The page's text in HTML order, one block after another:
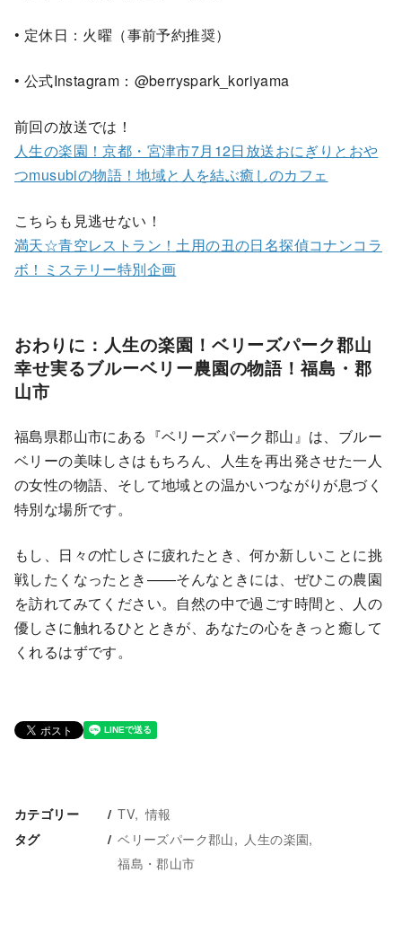
• 定休日：火曜（事前予約推奨）
• 公式Instagram：@berryspark_koriyama
前回の放送では！
人生の楽園！京都・宮津市7月12日放送おにぎりとおや
つmusubiの物語！地域と人を結ぶ癒しのカフェ
こちらも見逃せない！
満天☆青空レストラン！土用の丑の日名探偵コナンコラ
ボ！ミステリー特別企画
おわりに：人生の楽園！ベリーズパーク郡山
幸せ実るブルーベリー農園の物語！福島・郡
山市
福島県郡山市にある『ベリーズパーク郡山』は、ブルー
ベリーの美味しさはもちろん、人生を再出発させた一人
の女性の物語、そして地域との温かいつながりが息づく
特別な場所です。
もし、日々の忙しさに疲れたとき、何か新しいことに挑
戦したくなったとき——そんなときには、ぜひこの農園
を訪れてみてください。自然の中で過ごす時間と、人の
優しさに触れるひとときが、あなたの心をきっと癒して
くれるはずです。
カテゴリー TV 情報
タグ ベリーズパーク郡山
人生の楽園
福島・郡山市